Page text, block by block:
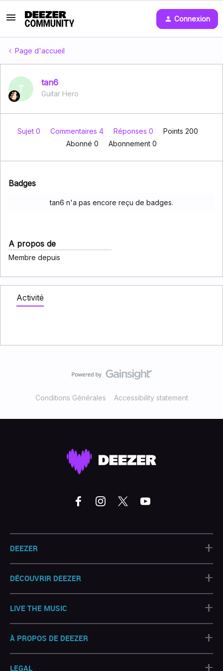
Connexion
Page d'accueil
T
tan6
Guitar Hero
Sujet 0 Commentaires 4 Réponses 0
Points 200
Abonné 0 Abonnement 0
Badges
tan6 n'a pas encore reçu de badges.
A propos de
Membre depuis
Activité
Conditions Générales Accessibility statement
DEEZER +
DÉCOUVRIR DEEZER +
LIVE THE MUSIC +
À PROPOS DE DEEZER +
LEGAL +